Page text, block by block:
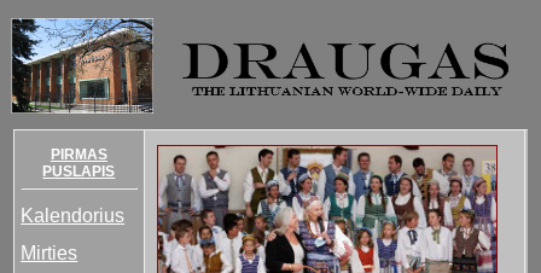
PIRMAS
PUSLAPIS
Kalendorius
Mirties